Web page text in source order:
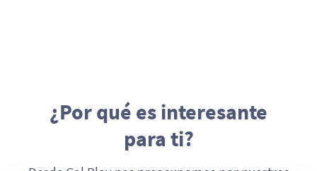
¿Por qué es interesante
para ti?